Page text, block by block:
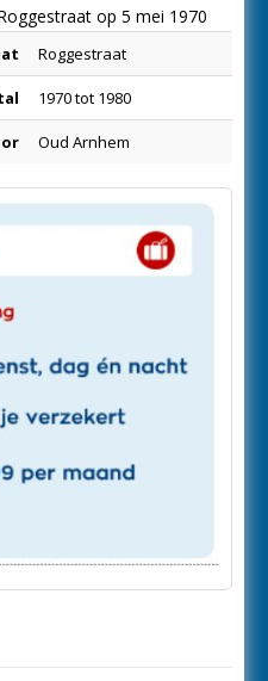
op 5 mei 1970
Roggestraat
1970 tot 1980
Oud Arnhem